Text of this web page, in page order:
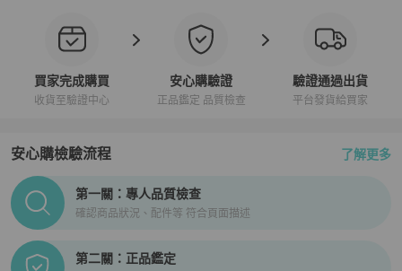
買家完成購買
收貨至驗證中心
安心購驗證
正品鑑定 品質檢查
驗證通過出貨
平台發貨給買家
安心購檢驗流程 了解更多
PopChill拍拍圈正品驗證、安心購檢驗流程介紹
第一關：專人品質檢查
確認商品狀況、配件等 符合頁面描述
第二關：正品鑑定